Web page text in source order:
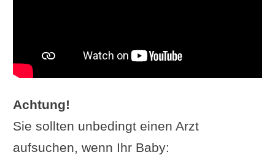
Achtung!
Sie sollten unbedingt einen Arzt
aufsuchen, wenn Ihr Baby: